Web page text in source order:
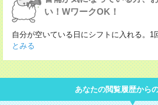
い！WワークOK！
自分が空いている日にシフトに入れる。1
とみる
あなたの閲覧履歴から